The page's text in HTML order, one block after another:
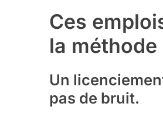
Ces
la méthode
Un
pas de bruit.